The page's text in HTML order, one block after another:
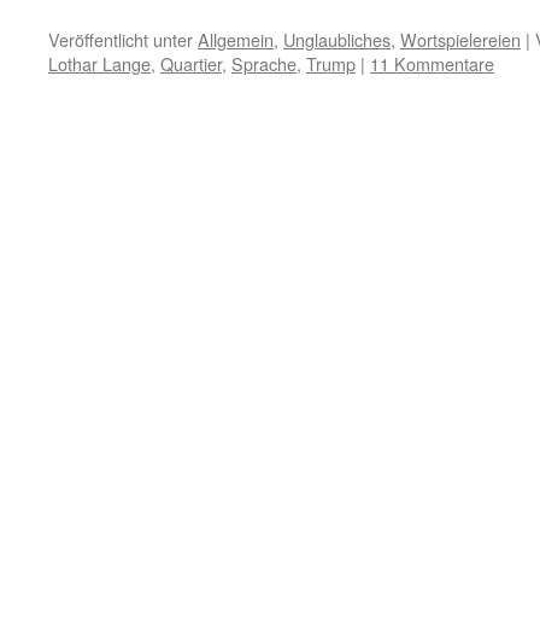
Veröffentlicht unterAllgemein, Unglaubliches, Wortspielereien |
Lothar Lange, Quartier, Sprache, Trump | 11 Kommentare